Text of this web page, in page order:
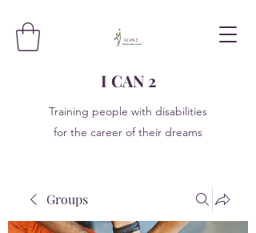
I CAN 2
Training people with disabilities
for the career of their dreams
Groups